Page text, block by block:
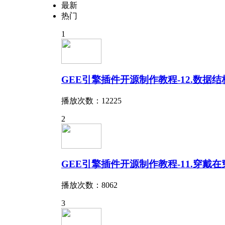
最新
热门
1
GEE引擎插件开源制作教程-12.数据结
播放次数：12225
2
GEE引擎插件开源制作教程-11.穿戴在
播放次数：8062
3